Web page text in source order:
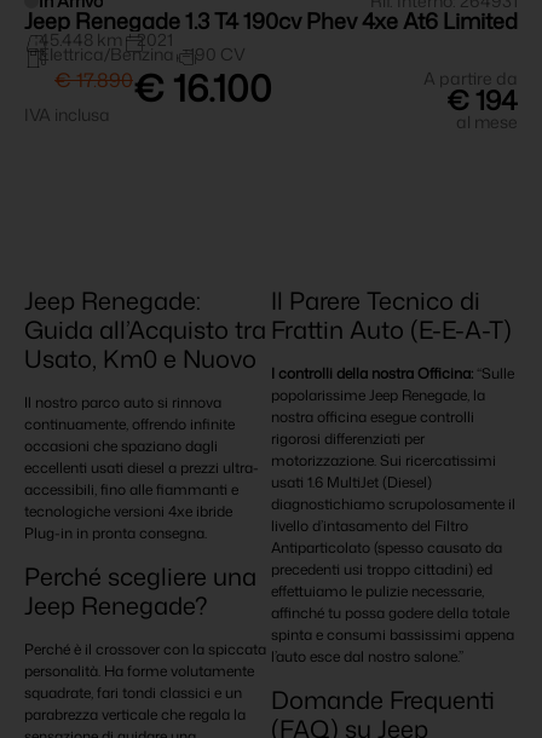
Jeep Renegade 1.3 T4 190cv Phev 4xe At6 Limited
45.448 km 2021
Elettrica/Benzina 190 CV
€ 16.100
€ 17.890
IVA inclusa
A partire da
€ 194
al mese
Jeep Renegade:
Guida all’Acquisto tra
Usato, Km0 e Nuovo
Il nostro parco auto si rinnova
continuamente, offrendo infinite
occasioni che spaziano dagli
eccellenti usati diesel a prezzi ultra-
accessibili, fino alle fiammanti e
tecnologiche versioni 4xe ibride
Plug-in in pronta consegna.
Perché scegliere una
Jeep Renegade?
Perché è il crossover con la spiccata
personalità. Ha forme volutamente
squadrate, fari tondi classici e un
parabrezza verticale che regala la
Il Parere Tecnico di
Frattin Auto (E-E-A-T)
I controlli della nostra Officina: “Sulle
popolarissime Jeep Renegade, la
nostra officina esegue controlli
rigorosi differenziati per
motorizzazione. Sui ricercatissimi
usati 1.6 MultiJet (Diesel)
diagnostichiamo scrupolosamente il
livello d’intasamento del Filtro
Antiparticolato (spesso causato da
precedenti usi troppo cittadini) ed
effettuiamo le pulizie necessarie,
affinché tu possa godere della totale
spinta e consumi bassissimi appena
l’auto esce dal nostro salone.”
Domande Frequenti
(FAQ) su Jeep